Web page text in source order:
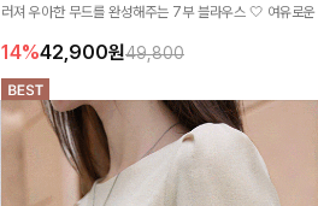
러져 우아한 무드를 완성해주는 7부 블라우스 🤍 여유로
하기 좋은 아이템이에요
14%42,900원49,800